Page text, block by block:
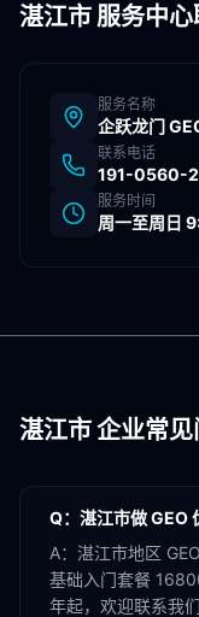
湛江市服务中
服务名称
企跃龙门
联系电话
191-0560-
服务时间
周一至周日
湛江市企业常见
Q： 湛江市做 GEO
A： 湛江市地区
基础入门套餐
年起，欢迎联系我